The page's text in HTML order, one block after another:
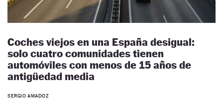
Coches viejos en una España desigual:
solo cuatro comunidades tienen
automóviles con menos de 15 años de
antigüedad media
SERGIO AMADOZ